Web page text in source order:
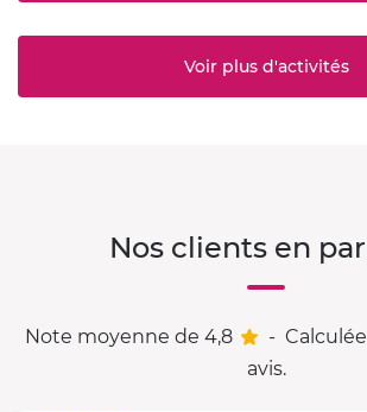
Voir plus d'activités
Nos clients en
Note moyenne de 4,8 -
avis.